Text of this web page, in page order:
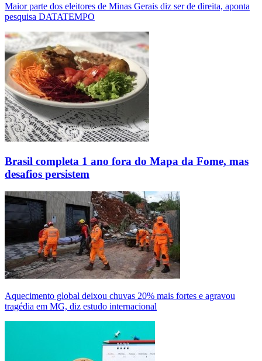
Maior parte dos eleitores de Minas Gerais diz ser de direita, aponta
pesquisa DATATEMPO
Brasil completa 1 ano fora do Mapa da Fome, mas
desafios persistem
Aquecimento global deixou chuvas 20% mais fortes e agravou
tragédia em MG, diz estudo internacional